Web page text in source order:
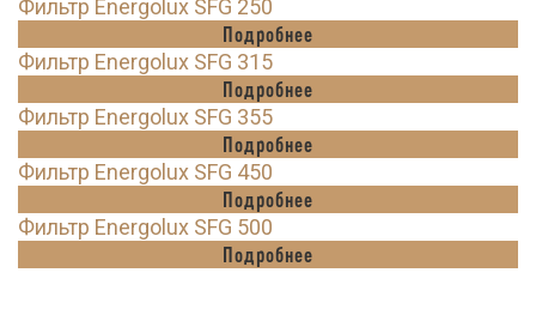
Фильтр Energolux SFG 250
Подробнее
Фильтр Energolux SFG 315
Подробнее
Фильтр Energolux SFG 355
Подробнее
Фильтр Energolux SFG 450
Подробнее
Фильтр Energolux SFG 500
Подробнее